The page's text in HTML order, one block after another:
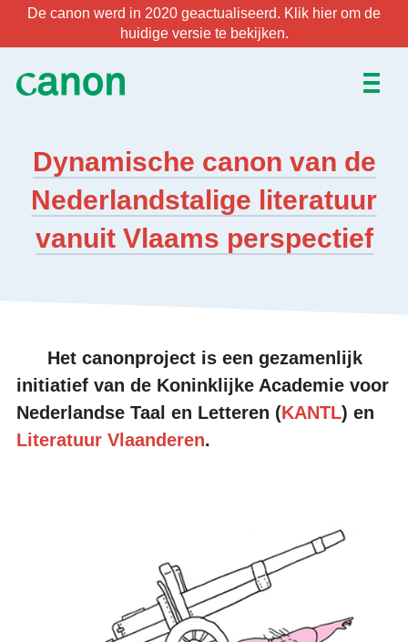
De canon werd in 2020 geactualiseerd. Klik hier om de
huidige versie te bekijken.
De lijst
EN FR
Dynamische canon van de
Nederlandstalige literatuur
vanuit Vlaams perspectief
Het canonproject is een gezamenlijk
initiatief van de Koninklijke Academie voor
Nederlandse Taal en Letteren (KANTL) en
Literatuur Vlaanderen.